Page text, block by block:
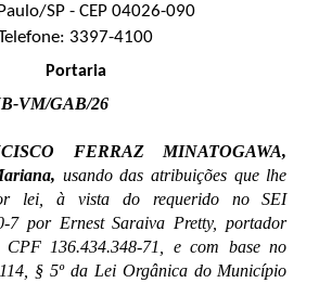
SP - CEP 04026-090
3397-4100
Portaria
VM/GAB/26
FERRAZ MINATOGAWA,
usando das atribuições que lhe
lei, à vista do requerido no SEI
7 por Ernest Saraiva Pretty, portador
136.434.348-71, e com base no
§ 5º da Lei Orgânica do Município